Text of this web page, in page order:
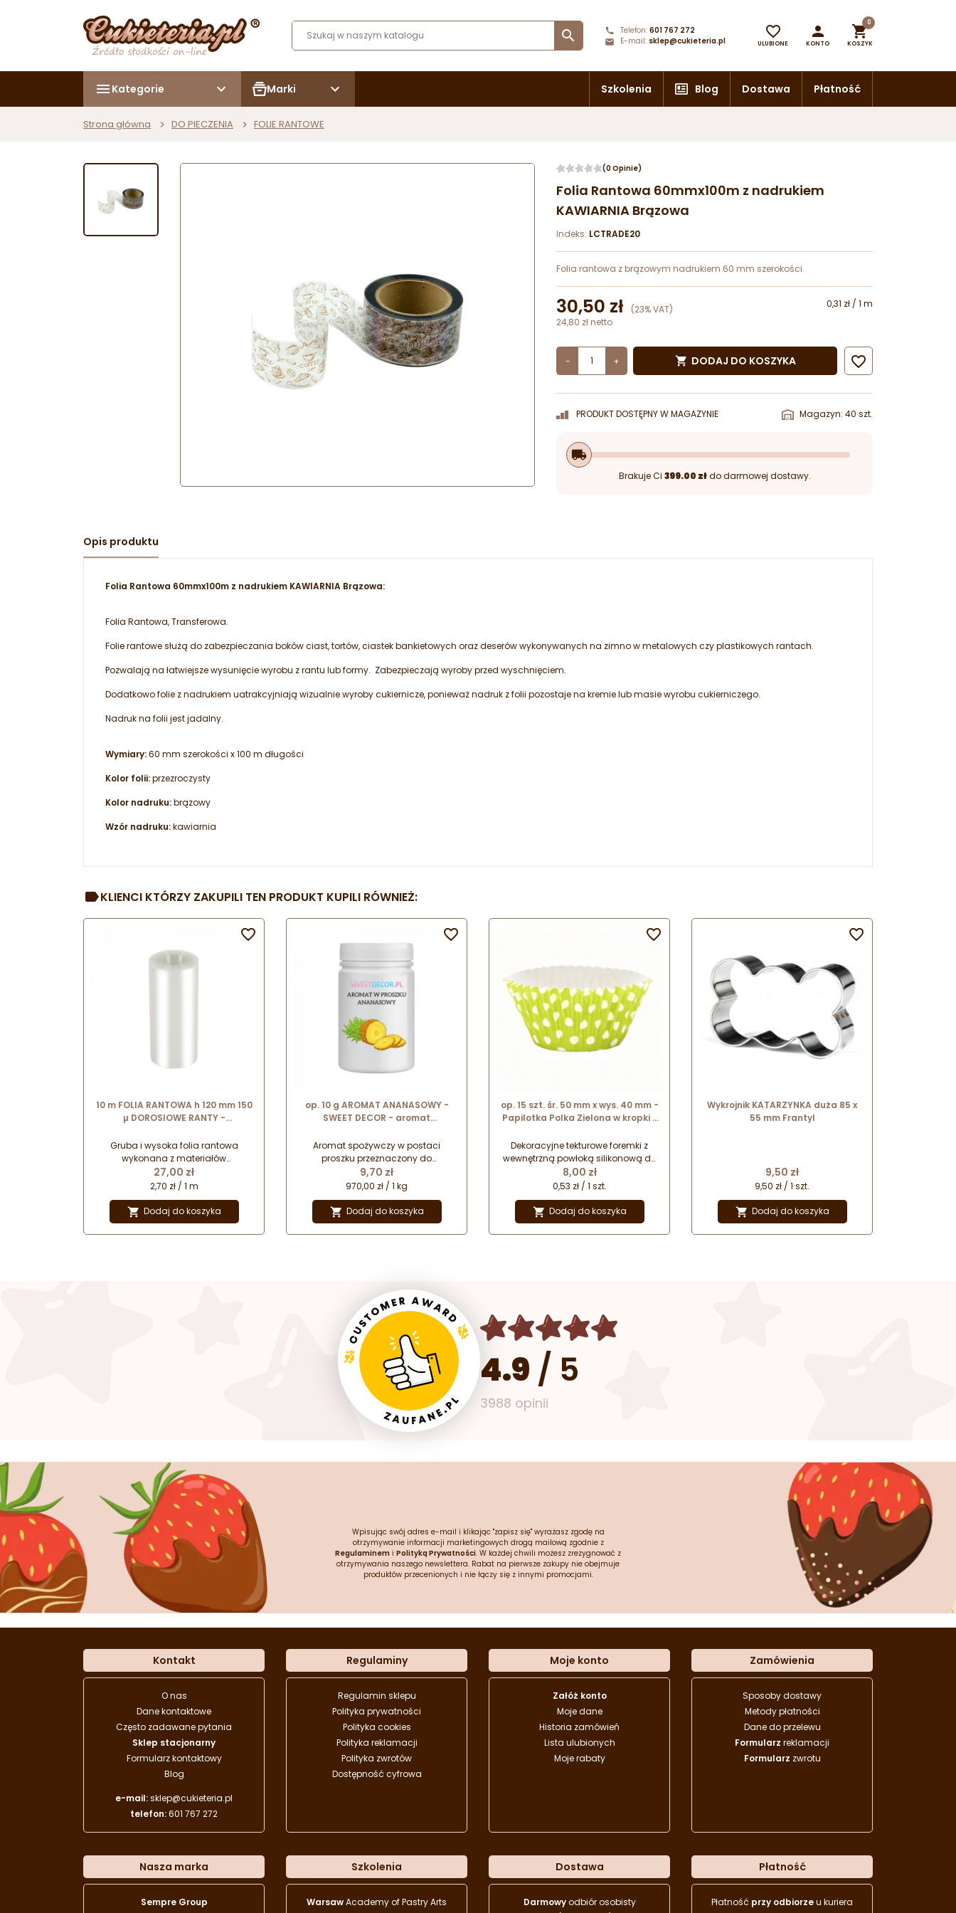
 Telefon: 601 767 272
E-mail: sklep@cukieteria.pl

ULUBIONE

KONTO

0
KOSZYK
Kategorie Marki Szkolenia Blog Dostawa Płatność
Strona główna DO PIECZENIA FOLIE RANTOWE
(0 Opinie)
Folia Rantowa 60mmx100m z nadrukiem
KAWIARNIA Brązowa
Indeks: LCTRADE20
Folia rantowa z brązowym nadrukiem 60 mm szerokości.
30,50 zł (23% VAT)
0,31 zł / 1 m
24,80 zł netto
- +  DODAJ DO KOSZYKA 
PRODUKT DOSTĘPNY W MAGAZYNIE Magazyn: 40 szt.
local_shipping
Brakuje Ci 399.00 złdo darmowej dostawy.
Opis produktu
Folia Rantowa 60mmx100m z nadrukiem KAWIARNIA Brązowa:
Folia Rantowa, Transferowa.
Folie rantowe służą do zabezpieczania boków ciast, tortów, ciastek bankietowych oraz deserów wykonywanych na zimno w metalowych czy plastikowych rantach.
Pozwalają na łatwiejsze wysunięcie wyrobu z rantu lub formy. Zabezpieczają wyroby przed wyschnięciem.
Dodatkowo folie z nadrukiem uatrakcyjniają wizualnie wyroby cukiernicze, ponieważ nadruk z folii pozostaje na kremie lub masie wyrobu cukierniczego.
Nadruk na folii jest jadalny.
Wymiary:60 mm szerokości x 100 m długości
Kolor folii:przezroczysty
Kolor nadruku:brązowy
Wzór nadruku:kawiarnia
KLIENCI KTÓRZY ZAKUPILI TEN PRODUKT KUPILI RÓWNIEŻ:
10 m FOLIA RANTOWA h 120 mm 150
µ DOROSIOWE RANTY -
zabezpieczania rantów
Gruba i wysoka folia rantowa
wykonana z materiałów
biodegradowalnych -
przeznaczona do stosowania
podczas przygotowywania deserów
na zimno.
Cena
27,00 zł
2,70 zł / 1 m
 Dodaj do koszyka

op. 10 g AROMAT ANANASOWY -
SWEET DECOR - aromat
smak i zapach
Aromat spożywczy w postaci
proszku przeznaczony do
aromatyzowania oraz nadawania
smaku różnego rodzaju wyrobom
cukierniczym.
Cena
9,70 zł
970,00 zł / 1 kg
 Dodaj do koszyka

op. 15 szt. śr. 50 mm x wys. 40 mm -
Papilotka Polka Zielona w kropki -
babeczek
Dekoracyjne tekturowe foremki z
wewnętrzną powłoką silikonową do
wypieku babeczek. Sztywna
konstrukcja, która nie wymaga
stosowania dodatkowych form i
stelaży podczas pieczenia.
Silikonowa powłoka
zabezpieczająca przed
Cena
8,00 zł
0,53 zł / 1 szt.
 Dodaj do koszyka

Wykrojnik KATARZYNKA duża 85 x
55 mm Frantyl
Cena
9,50 zł
9,50 zł / 1 szt.
 Dodaj do koszyka

4.9 / 5
3988 opinii
Wpisując swój adres e-mail i klikając "zapisz się" wyrażasz zgodę na
otrzymywanie informacji marketingowych drogą mailową zgodnie z
Regulaminem i Polityką Prywatności. W każdej chwili możesz zrezygnować z
otrzymywania naszego newslettera. Rabat na pierwsze zakupy nie obejmuje
produktów przecenionych i nie łączy się z innymi promocjami.
Kontakt
O nas
Dane kontaktowe
Często zadawane pytania
Sklep stacjonarny
Formularz kontaktowy
Blog
e-mail:sklep@cukieteria.pl
telefon:601 767 272
Regulaminy
Regulamin sklepu
Polityka prywatności
Polityka cookies
Polityka reklamacji
Polityka zwrotów
Dostępność cyfrowa
Moje konto
Załóż konto
Moje dane
Historia zamówień
Lista ulubionych
Moje rabaty
Zamówienia
Sposoby dostawy
Metody płatności
Dane do przelewu
Formularz reklamacji
Formularz zwrotu
Nasza marka
Sempre Group
Szkolenia
WarsawAcademy of Pastry Arts
Dostawa
Darmowyodbiór osobisty
Płatność
Płatność przy odbiorzeu kuriera